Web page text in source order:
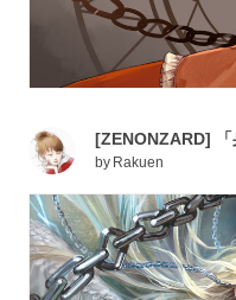
[ZENONZARD]
by Rakuen